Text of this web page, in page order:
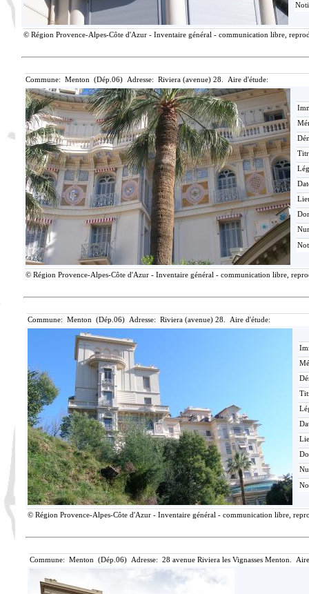
© Région Provence-Alpes-Côte d'Azur - Inventaire général - communication libre,
Commune: Menton (Dép.06) Adresse: Riviera (avenue) 28. Aire d'étude:
© Région Provence-Alpes-Côte d'Azur - Inventaire général - communication libre,
Commune: Menton (Dép.06) Adresse: Riviera (avenue) 28. Aire d'étude:
© Région Provence-Alpes-Côte d'Azur - Inventaire général - communication libre,
Commune: Menton (Dép.06) Adresse: 28 avenue Riviera les Vignasses Menton.